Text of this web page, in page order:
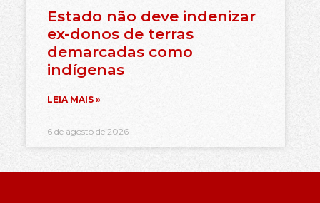
Estado não deve indenizar
ex-donos de terras
demarcadas como
indígenas
LEIA MAIS »
6 de agosto de 2026